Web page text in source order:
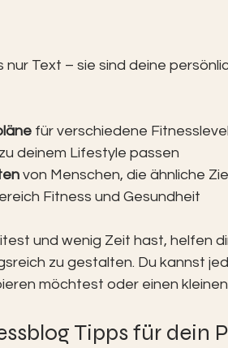
nur Text – sie sind deine
für verschiedene
deinem Lifestyle passen
von Menschen, die ähnliche
Fitness und Gesundheit
und wenig Zeit hast, helfen
zu gestalten. Du kannst
möchtest oder einen
Tipps für dein